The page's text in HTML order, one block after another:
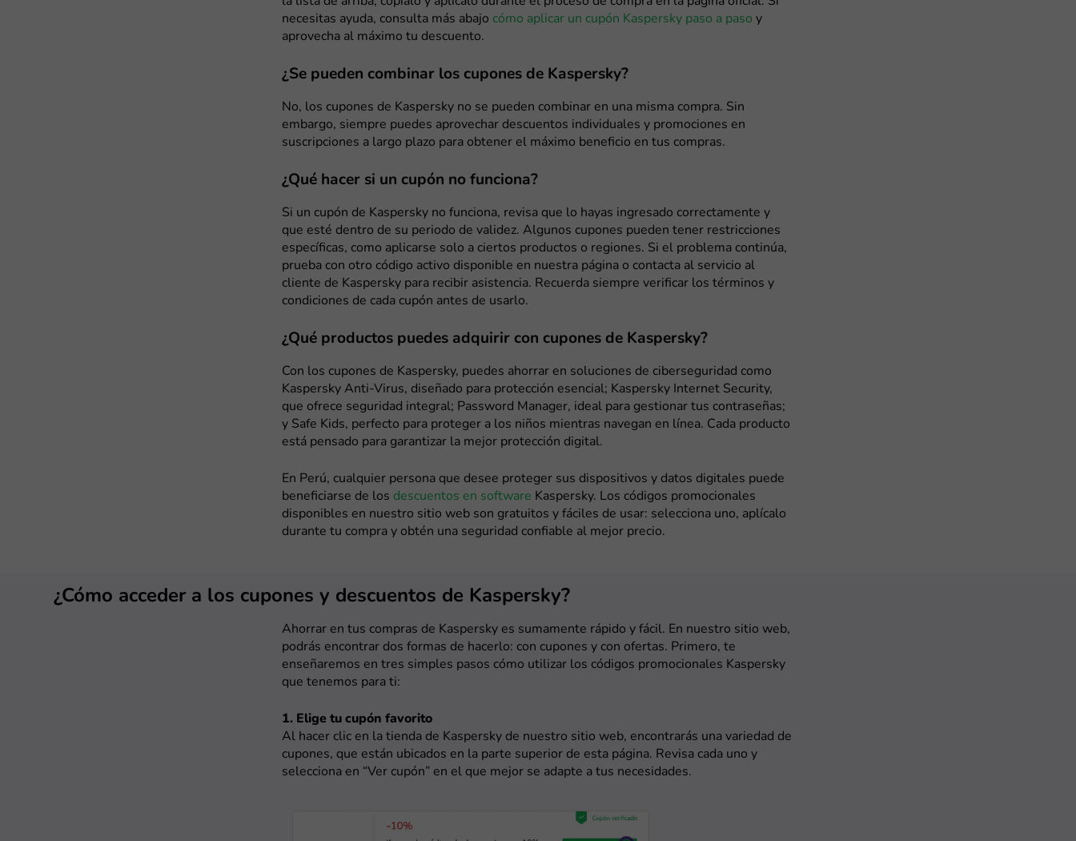
necesitas ayuda, consulta más abajo cómo aplicar un cupón Kaspersky paso a paso y
aprovecha al máximo tu descuento.
¿Se pueden combinar los cupones de Kaspersky?
No, los cupones de Kaspersky no se pueden combinar en una misma compra. Sin
embargo, siempre puedes aprovechar descuentos individuales y promociones en
suscripciones a largo plazo para obtener el máximo beneficio en tus compras.
¿Qué hacer si un cupón no funciona?
Si un cupón de Kaspersky no funciona, revisa que lo hayas ingresado correctamente y
que esté dentro de su periodo de validez. Algunos cupones pueden tener restricciones
específicas, como aplicarse solo a ciertos productos o regiones. Si el problema continúa,
prueba con otro código activo disponible en nuestra página o contacta al servicio al
cliente de Kaspersky para recibir asistencia. Recuerda siempre verificar los términos y
condiciones de cada cupón antes de usarlo.
¿Qué productos puedes adquirir con cupones de Kaspersky?
Con los cupones de Kaspersky, puedes ahorrar en soluciones de ciberseguridad como
Kaspersky Anti-Virus, diseñado para protección esencial; Kaspersky Internet Security,
que ofrece seguridad integral; Password Manager, ideal para gestionar tus contraseñas;
y Safe Kids, perfecto para proteger a los niños mientras navegan en línea. Cada producto
está pensado para garantizar la mejor protección digital.
En Perú, cualquier persona que desee proteger sus dispositivos y datos digitales puede
beneficiarse de los descuentos en software Kaspersky. Los códigos promocionales
disponibles en nuestro sitio web son gratuitos y fáciles de usar: selecciona uno, aplícalo
durante tu compra y obtén una seguridad confiable al mejor precio.
¿Cómo acceder a los cupones y descuentos de Kaspersky?
Ahorrar en tus compras de Kaspersky es sumamente rápido y fácil. En nuestro sitio web,
podrás encontrar dos formas de hacerlo: con cupones y con ofertas. Primero, te
enseñaremos en tres simples pasos cómo utilizar los códigos promocionales Kaspersky
que tenemos para ti:
1. Elige tu cupón favorito
Al hacer clic en la tienda de Kaspersky de nuestro sitio web, encontrarás una variedad de
cupones, que están ubicados en la parte superior de esta página. Revisa cada uno y
selecciona en “Ver cupón” en el que mejor se adapte a tus necesidades.